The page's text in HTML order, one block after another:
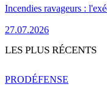
Incendies ravageurs :
27.07.2026
LES PLUS RÉCENTS
PRODÉFENSE